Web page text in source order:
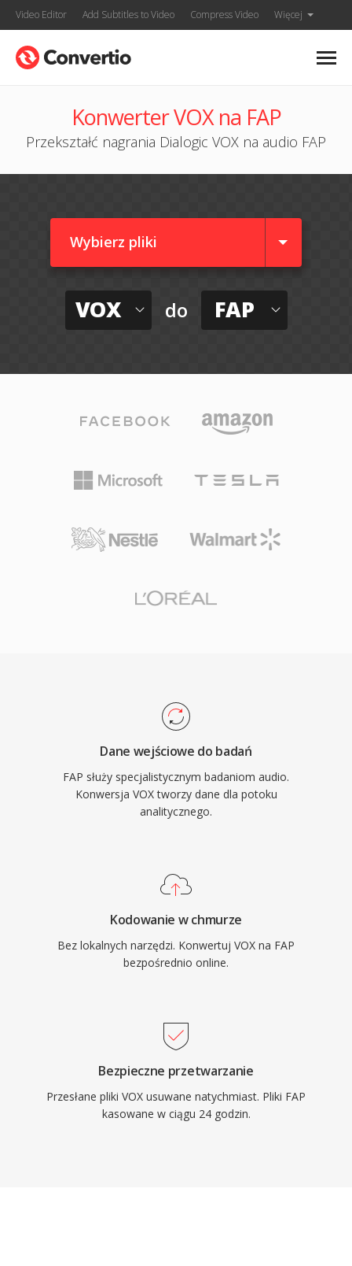
Video Editor Add Subtitles to Video Compress Video Więcej
Konwerter VOX na FAP
Przekształć nagrania Dialogic VOX na audio FAP
Wybierz pliki
VOX do FAP
Dane wejściowe do badań
FAP służy specjalistycznym badaniom audio.
Konwersja VOX tworzy dane dla potoku
analitycznego.
Kodowanie w chmurze
Bez lokalnych narzędzi. Konwertuj VOX na FAP
bezpośrednio online.
Bezpieczne przetwarzanie
Przesłane pliki VOX usuwane natychmiast. Pliki FAP
kasowane w ciągu 24 godzin.